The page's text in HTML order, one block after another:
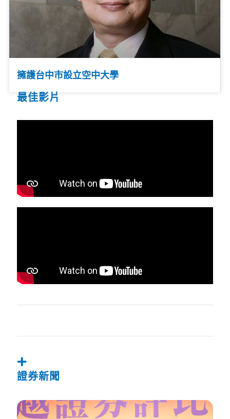
擁護台中市設立空中大學
最佳影片
證券新聞